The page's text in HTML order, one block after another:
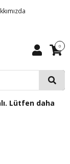
0
Lütfen daha